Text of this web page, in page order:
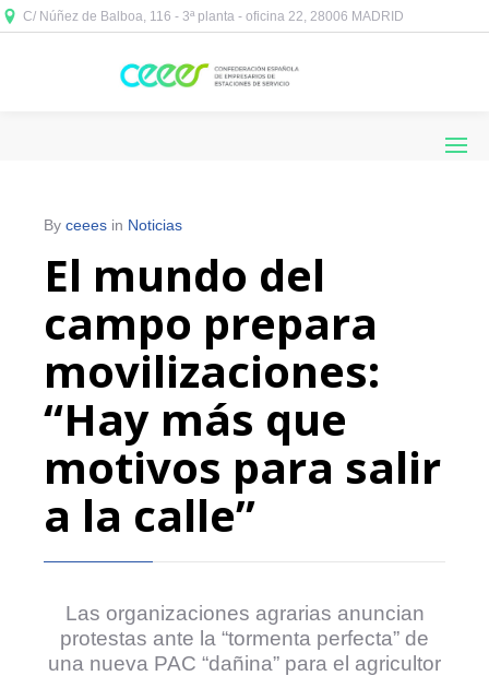
C/ Núñez de Balboa, 116 - 3ª planta - oficina 22, 28006 MADRID
By ceees in Noticias
El mundo del
campo prepara
movilizaciones:
“Hay más que
motivos para salir
a la calle”
Las organizaciones agrarias anuncian
protestas ante la “tormenta perfecta” de
una nueva PAC “dañina” para el agricultor